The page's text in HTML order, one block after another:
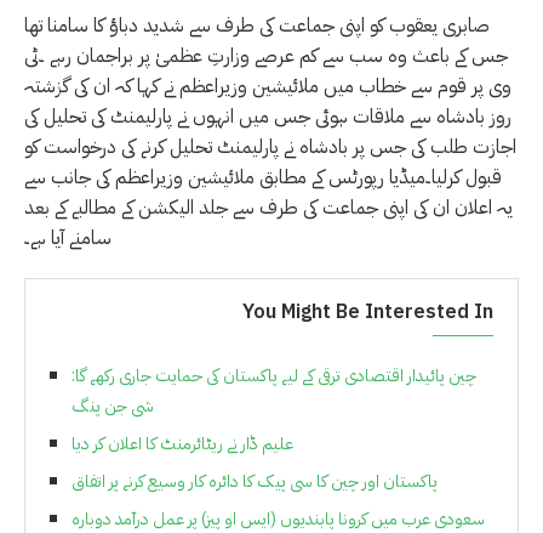
صابری یعقوب کو اپنی جماعت کی طرف سے شدید دباؤ کا سامنا تھا
جس کے باعث وہ سب سے کم عرصے وزارتِ عظمیٰ پر براجمان رہے ۔ٹی
وی پر قوم سے خطاب میں ملائیشین وزیراعظم نے کہا کہ ان کی گزشتہ
روز بادشاہ سے ملاقات ہوئی جس میں انہوں نے پارلیمنٹ کی تحلیل کی
اجازت طلب کی جس پر بادشاہ نے پارلیمنٹ تحلیل کرنے کی درخواست کو
قبول کرلیا۔میڈیا رپورٹس کے مطابق ملائیشین وزیراعظم کی جانب سے
یہ اعلان ان کی اپنی جماعت کی طرف سے جلد الیکشن کے مطالبے کے بعد
سامنے آیا ہے۔
You Might Be Interested In
چین پائیدار اقتصادی ترقی کے لیے پاکستان کی حمایت جاری رکھے گا:
شی جن پنگ
علیم ڈار نے ریٹائرمنٹ کا اعلان کر دیا
پاکستان اور چین کا سی پیک کا دائرہ کار وسیع کرنے پر اتفاق
سعودی عرب میں کرونا پابندیوں (ایس او پیز) پر عمل درآمد دوبارہ